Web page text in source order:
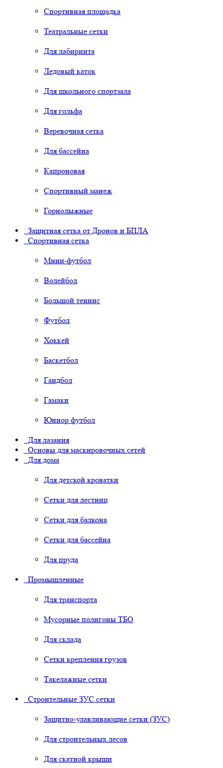
Спортивная площадка
Театральные сетки
Для лабиринта
Ледовый каток
Для школьного спортзала
Для гольфа
Веревочная сетка
Для бассейна
Капроновая
Спортивный манеж
Горнолыжные
Защитная сетка от Дронов и БПЛА
Спортивная сетка
Мини-футбол
Волейбол
Большой теннис
Футбол
Хоккей
Баскетбол
Гандбол
Гамаки
Юниор футбол
Для лазания
Основы для маскировочных сетей
Для дома
Для детской кроватки
Сетки для лестниц
Сетки для балкона
Сетки для бассейна
Для пруда
Промышленные
Для транспорта
Мусорные полигоны ТБО
Для склада
Сетки крепления грузов
Такелажные сетки
Строительные ЗУС сетки
Защитно-улавливающие сетки (ЗУС)
Для строительных лесов
Для скатной крыши